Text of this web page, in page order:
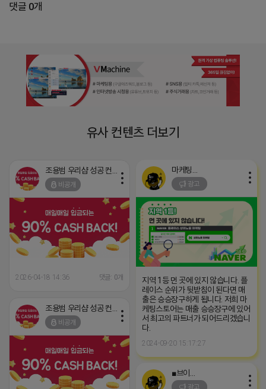
댓글 0개
유사 컨텐츠 더보기
비공개
2026-04-18 14:36 댓글: 0개
광고
지역 1등 먼 곳에 있지 않습니다. 플
레이스 순위가 뒷받침이 된다면 매
출은 승승장구하게 됩니다. 저희 마
케팅스토어는 매출 승승장구에 있어
서 최고의 파트너가 되어드리겠습니
다.
2024-09-20 15:17:27
비공개
광고